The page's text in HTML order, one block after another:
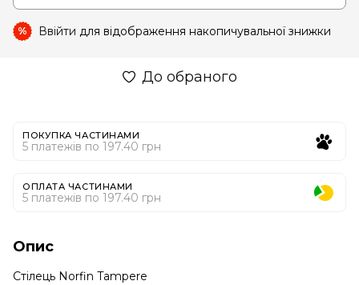
% Ввійти для відображення накопичувальної знижки
До обраного
ПОКУПКА ЧАСТИНАМИ
5 платежів по 197.40 грн
ОПЛАТА ЧАСТИНАМИ
5 платежів по 197.40 грн
Опис
Стілець Norfin Tampere